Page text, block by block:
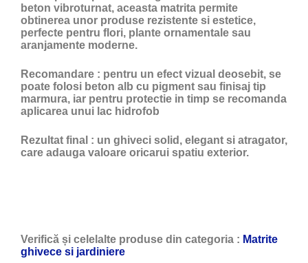
beton vibroturnat, aceasta matrita permite
obtinerea unor produse rezistente si estetice,
perfecte pentru flori, plante ornamentale sau
aranjamente moderne.
Recomandare : pentru un efect vizual deosebit, se
poate folosi beton alb cu pigment sau finisaj tip
marmura, iar pentru protectie in timp se recomanda
aplicarea unui lac hidrofob
Rezultat final : un ghiveci solid, elegant si atragator,
care adauga valoare oricarui spatiu exterior.
Verifică și celelalte produse din categoria : Matrite
ghivece si jardiniere